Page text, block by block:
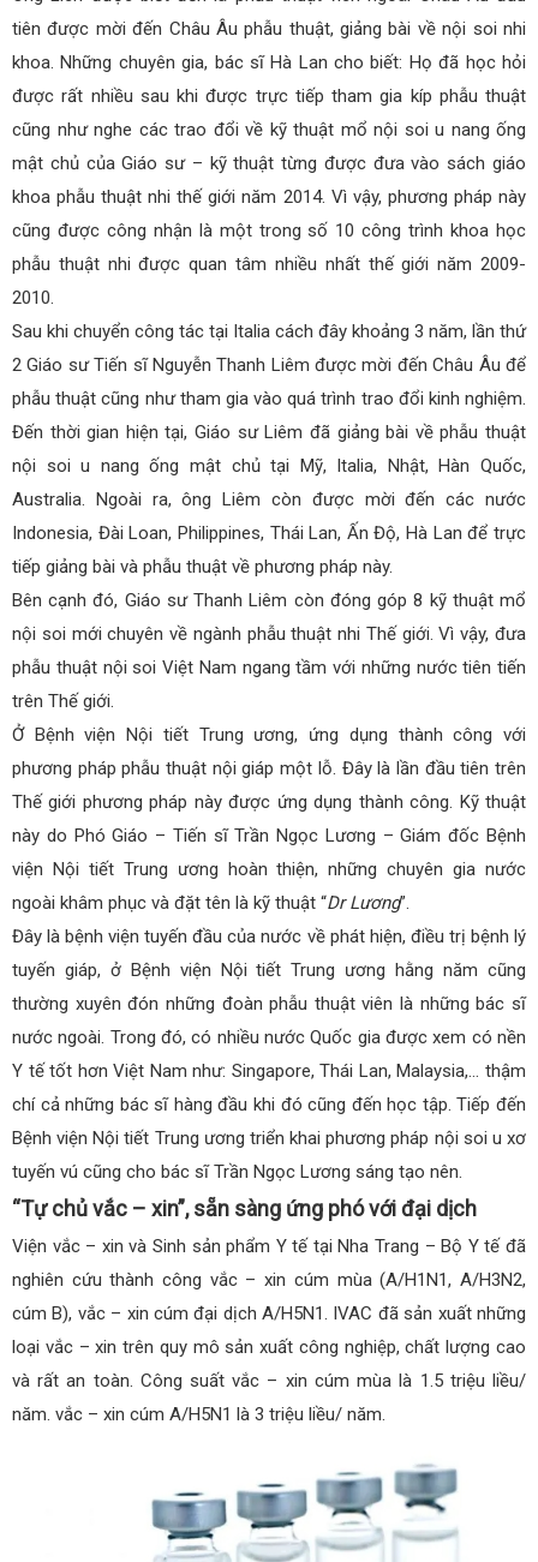
tiên được mời đến Châu Âu phẫu thuật, giảng bài về nội soi nhi
khoa. Những chuyên gia, bác sĩ Hà Lan cho biết: Họ đã học hỏi
được rất nhiều sau khi được trực tiếp tham gia kíp phẫu thuật
cũng như nghe các trao đổi về kỹ thuật mổ nội soi u nang ống
mật chủ của Giáo sư – kỹ thuật từng được đưa vào sách giáo
khoa phẫu thuật nhi thế giới năm 2014. Vì vậy, phương pháp này
cũng được công nhận là một trong số 10 công trình khoa học
phẫu thuật nhi được quan tâm nhiều nhất thế giới năm 2009-
2010.
Sau khi chuyển công tác tại Italia cách đây khoảng 3 năm, lần thứ
2 Giáo sư Tiến sĩ Nguyễn Thanh Liêm được mời đến Châu Âu để
phẫu thuật cũng như tham gia vào quá trình trao đổi kinh nghiệm.
Đến thời gian hiện tại, Giáo sư Liêm đã giảng bài về phẫu thuật
nội soi u nang ống mật chủ tại Mỹ, Italia, Nhật, Hàn Quốc,
Australia. Ngoài ra, ông Liêm còn được mời đến các nước
Indonesia, Đài Loan, Philippines, Thái Lan, Ấn Độ, Hà Lan để trực
tiếp giảng bài và phẫu thuật về phương pháp này.
Bên cạnh đó, Giáo sư Thanh Liêm còn đóng góp 8 kỹ thuật mổ
nội soi mới chuyên về ngành phẫu thuật nhi Thế giới. Vì vậy, đưa
phẫu thuật nội soi Việt Nam ngang tầm với những nước tiên tiến
trên Thế giới.
Ở Bệnh viện Nội tiết Trung ương, ứng dụng thành công với
phương pháp phẫu thuật nội giáp một lỗ. Đây là lần đầu tiên trên
Thế giới phương pháp này được ứng dụng thành công. Kỹ thuật
này do Phó Giáo – Tiến sĩ Trần Ngọc Lương – Giám đốc Bệnh
viện Nội tiết Trung ương hoàn thiện, những chuyên gia nước
ngoài khâm phục và đặt tên là kỹ thuật “Dr Lương”.
Đây là bệnh viện tuyến đầu của nước về phát hiện, điều trị bệnh lý
tuyến giáp, ở Bệnh viện Nội tiết Trung ương hằng năm cũng
thường xuyên đón những đoàn phẫu thuật viên là những bác sĩ
nước ngoài. Trong đó, có nhiều nước Quốc gia được xem có nền
Y tế tốt hơn Việt Nam như: Singapore, Thái Lan, Malaysia,… thậm
chí cả những bác sĩ hàng đầu khi đó cũng đến học tập. Tiếp đến
Bệnh viện Nội tiết Trung ương triển khai phương pháp nội soi u xơ
tuyến vú cũng cho bác sĩ Trần Ngọc Lương sáng tạo nên.
“Tự chủ vắc – xin”, sẵn sàng ứng phó với đại dịch
Viện vắc – xin và Sinh sản phẩm Y tế tại Nha Trang – Bộ Y tế đã
nghiên cứu thành công vắc – xin cúm mùa (A/H1N1, A/H3N2,
cúm B), vắc – xin cúm đại dịch A/H5N1. IVAC đã sản xuất những
loại vắc – xin trên quy mô sản xuất công nghiệp, chất lượng cao
và rất an toàn. Công suất vắc – xin cúm mùa là 1.5 triệu liều/
năm. vắc – xin cúm A/H5N1 là 3 triệu liều/ năm.